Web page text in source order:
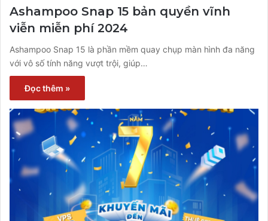
Ashampoo Snap 15 bản quyền vĩnh
viễn miễn phí 2024
Ashampoo Snap 15 là phần mềm quay chụp màn hình đa năng
với vô số tính năng vượt trội, giúp…
Đọc thêm »